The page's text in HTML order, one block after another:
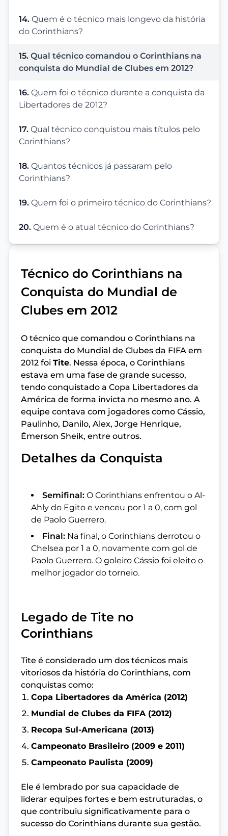
14. Quem é o técnico mais longevo da história
do Corinthians?
15. Qual técnico comandou o Corinthians na
conquista do Mundial de Clubes em 2012?
16. Quem foi o técnico durante a conquista da
Libertadores de 2012?
17. Qual técnico conquistou mais títulos pelo
Corinthians?
18. Quantos técnicos já passaram pelo
Corinthians?
19. Quem foi o primeiro técnico do Corinthians?
20. Quem é o atual técnico do Corinthians?
Técnico do Corinthians na
Conquista do Mundial de
Clubes em 2012
O técnico que comandou o Corinthians na
conquista do Mundial de Clubes da FIFA em
2012 foi Tite. Nessa época, o Corinthians
estava em uma fase de grande sucesso,
tendo conquistado a Copa Libertadores da
América de forma invicta no mesmo ano. A
equipe contava com jogadores como Cássio,
Paulinho, Danilo, Alex, Jorge Henrique,
Émerson Sheik, entre outros.
Detalhes da Conquista
Semifinal: O Corinthians enfrentou o Al-
Ahly do Egito e venceu por 1 a 0, com gol
de Paolo Guerrero.
Final: Na final, o Corinthians derrotou o
Chelsea por 1 a 0, novamente com gol de
Paolo Guerrero. O goleiro Cássio foi eleito o
melhor jogador do torneio.
Legado de Tite no
Corinthians
Tite é considerado um dos técnicos mais
vitoriosos da história do Corinthians, com
conquistas como:
Copa Libertadores da América (2012)
Mundial de Clubes da FIFA (2012)
Recopa Sul-Americana (2013)
Campeonato Brasileiro (2009 e 2011)
Campeonato Paulista (2009)
Ele é lembrado por sua capacidade de
liderar equipes fortes e bem estruturadas, o
que contribuiu significativamente para o
sucesso do Corinthians durante sua gestão.